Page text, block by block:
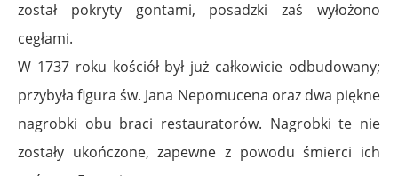
został pokryty gontami, posadzki zaś wyłożono
cegłami.
W 1737 roku kościół był już całkowicie odbudowany;
przybyła figura św. Jana Nepomucena oraz dwa piękne
nagrobki obu braci restauratorów. Nagrobki te nie
zostały ukończone, zapewne z powodu śmierci ich